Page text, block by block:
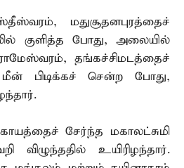
மதுசூதனபுரத்தைச்
குளித்த போது, அலையில்
ராமேஸ்வரம், தங்கச்சிமடத்தைச்
பிடிக்கச் சென்ற போது,
சேர்ந்த மகாலட்சுமி
விழுந்ததில் உயிரிழந்தார்.